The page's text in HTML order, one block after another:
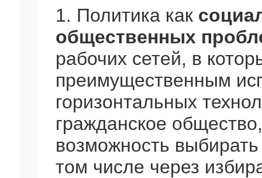
1. Политика как
общественных
рабочих сетей, в
преимущественным
горизонтальных
гражданское
возможность выбирать
том числе через